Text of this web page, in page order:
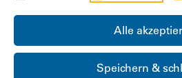
Alle
Speichern &